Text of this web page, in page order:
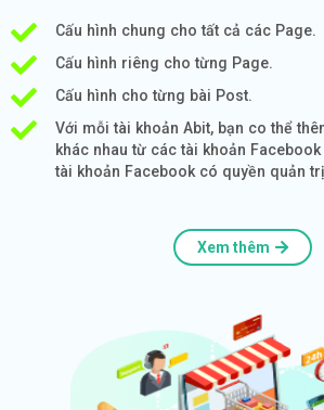
Cấu hình chung cho tất cả các Page.
Cấu hình riêng cho từng Page.
Cấu hình cho từng bài Post.
Với mỗi tài khoản Abit, bạn co thể
khác nhau từ các tài khoản
tài khoản Facebook có quyền quản
Xem thêm